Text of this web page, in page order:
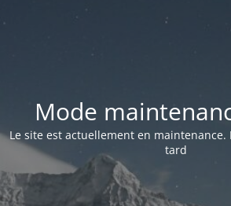
Mode
Le site est actuellement en
tard